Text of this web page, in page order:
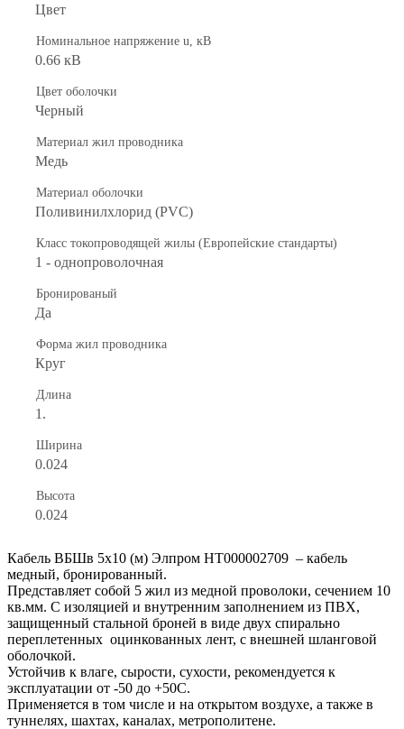
Цвет
Номинальное напряжение u, кВ
0.66 кВ
Цвет оболочки
Черный
Материал жил проводника
Медь
Материал оболочки
Поливинилхлорид (PVC)
Класс токопроводящей жилы (Европейские стандарты)
1 - однопроволочная
Бронированый
Да
Форма жил проводника
Круг
Длина
1.
Ширина
0.024
Высота
0.024
Кабель ВБШв 5х10 (м) Элпром НТ000002709 – кабель
медный, бронированный.
Представляет собой 5 жил из медной проволоки, сечением 10
кв.мм. С изоляцией и внутренним заполнением из ПВХ,
защищенный стальной броней в виде двух спирально
переплетенных оцинкованных лент, с внешней шланговой
оболочкой.
Устойчив к влаге, сырости, сухости, рекомендуется к
эксплуатации от -50 до +50С.
Применяется в том числе и на открытом воздухе, а также в
туннелях, шахтах, каналах, метрополитене.